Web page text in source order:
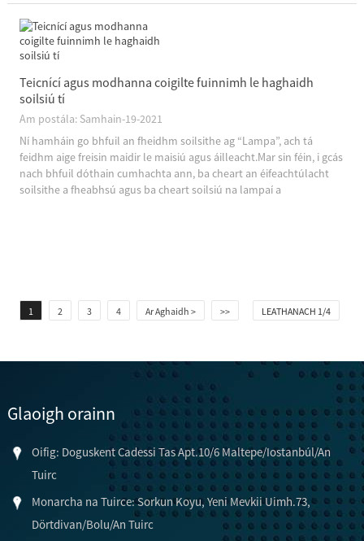
24V íseal-volta ...
Teicnící agus modhanna coigilte fuinnimh le haghaidh
soilsiú tí
Am postála: Samhain-19-2021
Ní hamháin go bhfuil an fheidhm soilsithe ag “Lampa”, ach tá
feidhm aige freisin maidir le maisiú agus áilleacht.Mar sin féin, i gcás
nach bhfuil dóthain cumhachta ann, ba cheart an éifeachtúlacht
soilsithe a fheabhsú agus ba cheart soilsiú na lampaí a
1 2 3 4 Ar Aghaidh > >> LEATHANACH 1/4
Glaoigh orainn
Oifig: Doguskent Cadessi Tas Apt.10/6 Maltepe/Iostanbúl/An
Tuirc
Monarcha na Tuirce: Sorkun Koyu, Yeni Mevkii Uimh.73,
Dörtdivan/Bolu/An Tuirc